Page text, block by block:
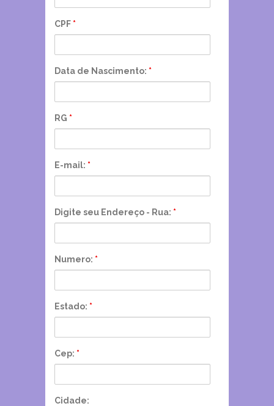
CPF *
Data de Nascimento: *
RG *
E-mail: *
Digite seu Endereço - Rua: *
Numero: *
Estado: *
Cep: *
Cidade: